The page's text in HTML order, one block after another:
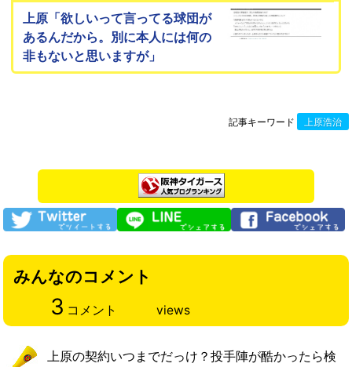
上原「欲しいって言ってる球団が
あるんだから。別に本人には何の
非もないと思いますが」
記事キーワード 上原浩治
みんなのコメント
3 コメント views
上原の契約いつまでだっけ？投手陣が酷かったら検